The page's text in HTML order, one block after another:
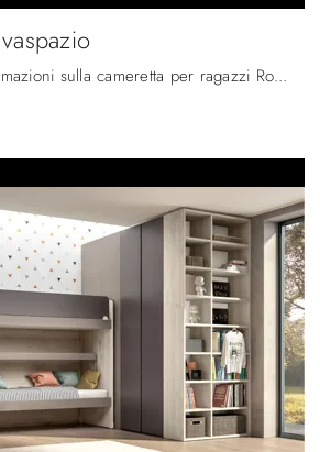
Clicca e ottieni informazioni sulla cameretta per ragazzi Room 148 Salvaspazio! Le Camerette salvaspazio Zg Mobili ti aspettano.